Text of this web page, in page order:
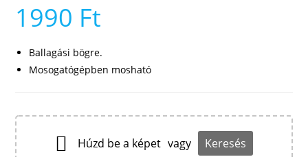
1990 Ft
Ballagási bögre.
Mosogatógépben mosható
Húzd be a képet vagy Keresés